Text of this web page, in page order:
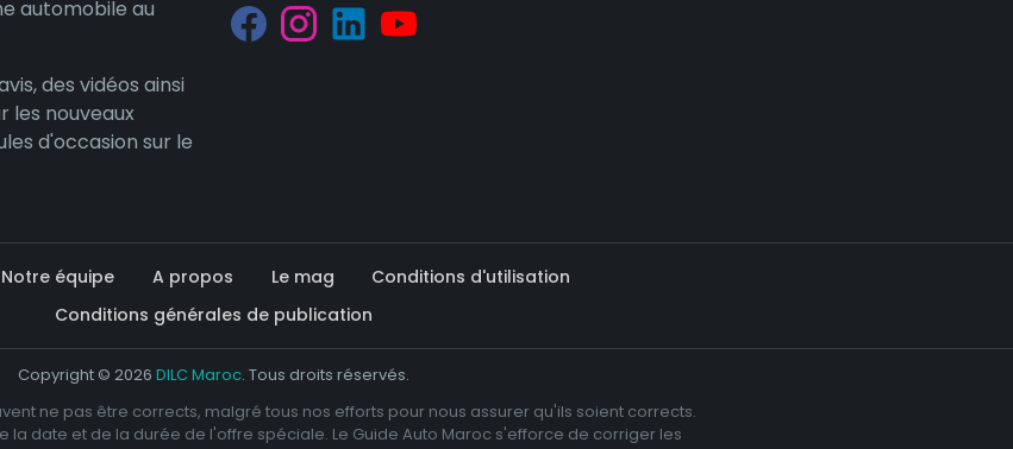
automobile au
des vidéos ainsi
les nouveaux
d'occasion sur le
Notre équipe A propos Le mag
Conditions d'utilisation
Conditions générales de publication
Copyright © 2026 DILC Maroc. Tous droits réservés.
ne pas être corrects, malgré tous nos efforts pour nous assurer qu'ils soient corrects.
la date et de la durée de l'offre spéciale. Le Guide Auto Maroc s'efforce de corriger les